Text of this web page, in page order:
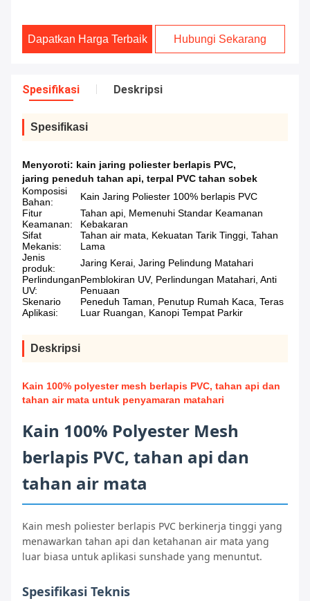
Dapatkan Harga Terbaik Hubungi Sekarang
Spesifikasi Deskripsi
Spesifikasi
Menyoroti: kain jaring poliester berlapis PVC,
jaring peneduh tahan api, terpal PVC tahan sobek
Komposisi
Bahan:
Kain Jaring Poliester 100% berlapis PVC
Fitur
Keamanan:
Tahan api, Memenuhi Standar Keamanan
Kebakaran
Sifat
Mekanis:
Tahan air mata, Kekuatan Tarik Tinggi, Tahan
Lama
Jenis
produk:
Jaring Kerai, Jaring Pelindung Matahari
Perlindungan
UV:
Pemblokiran UV, Perlindungan Matahari, Anti
Penuaan
Skenario
Aplikasi:
Peneduh Taman, Penutup Rumah Kaca, Teras
Luar Ruangan, Kanopi Tempat Parkir
Deskripsi
Kain 100% polyester mesh berlapis PVC, tahan api dan
tahan air mata untuk penyamaran matahari
Kain 100% Polyester Mesh
berlapis PVC, tahan api dan
tahan air mata
Kain mesh poliester berlapis PVC berkinerja tinggi yang
menawarkan tahan api dan ketahanan air mata yang
luar biasa untuk aplikasi sunshade yang menuntut.
Spesifikasi Teknis